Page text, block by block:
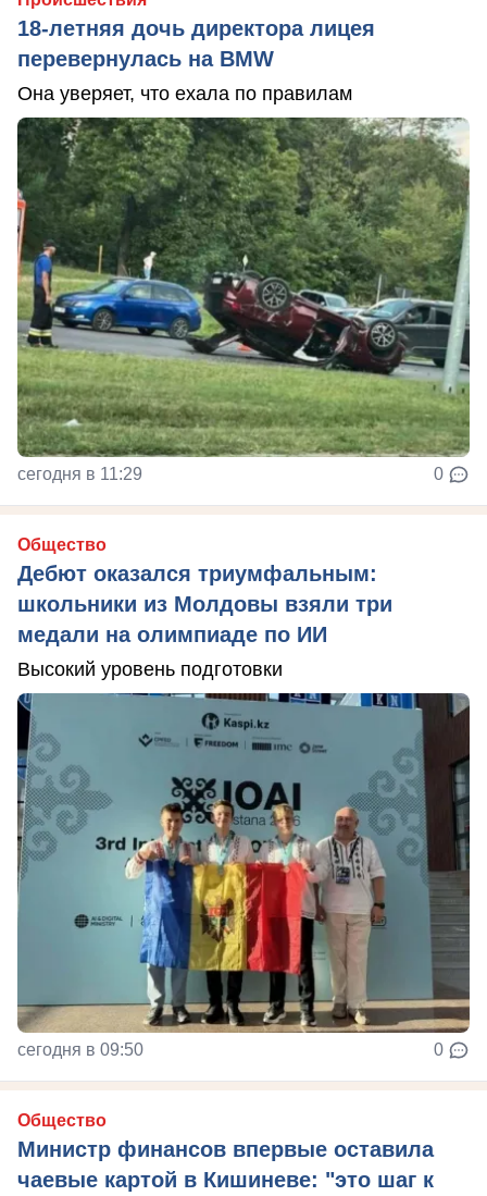
18-летняя дочь директора лицея
перевернулась на BMW
Она уверяет, что ехала по правилам
сегодня в 11:29 0
Общество
Дебют оказался триумфальным:
школьники из Молдовы взяли три
медали на олимпиаде по ИИ
Высокий уровень подготовки
сегодня в 09:50 0
Общество
Министр финансов впервые оставила
чаевые картой в Кишиневе: "это шаг к